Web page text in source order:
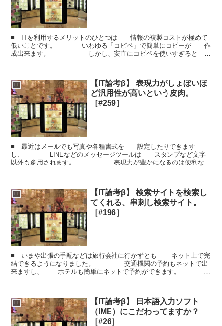
■ ITを利用するメリットのひとつは 情報の複製コストが極めて
低いことです。 いわゆる「コピペ」で簡単にコピーが 作
成出来ます。 しかし、安直にコピペを使いすぎると
IT
【IT論考β】 表現力がしょぼいほ
ど汎用性が高いという皮肉。
［#259］
■ 最近はメールでも写真や各種書式を 設定したりできます
し、 LINEなどのメッセージツールは スタンプなど文字
以外も多用されます。 表現力が豊かになるのは便利なこ
IT
【IT論考β】 検索サイトを検索し
てくれる、串刺し検索サイト。
［#196］
■ いまや出張の手配などは旅行会社に行かずとも ネット上で完
結できるようになりました。 交通機関の予約もネットで出
来ますし、 ホテルも簡単にネットで予約ができます。
IT
【IT論考β】 日本語入力ソフト
（IME）にこだわってますか？
［#26］